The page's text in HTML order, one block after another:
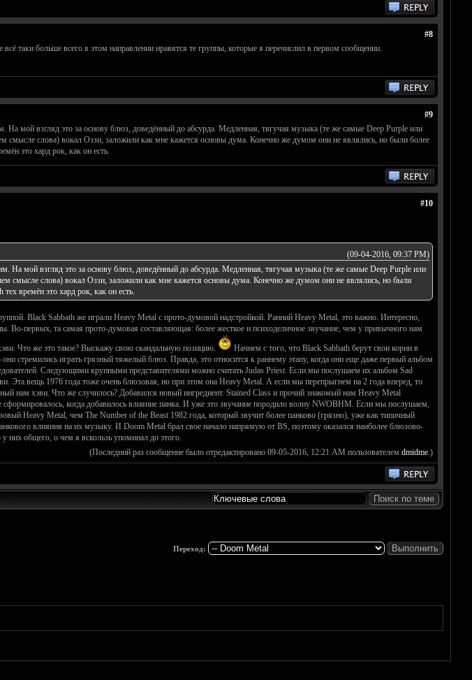
#8
таки больше всего в этом направлении нравятся те группы, которые я перечислил в первом сообщении.
#9
На мой взгляд это за основу блюз, доведённый до абсурда. Медленная, тягучая музыка (те же самые Deep Purple или
смысле слова) вокал Оззи, заложили как мне кажется основы дума. Конечно же думом они не являлись, но были более
это хард рок, как он есть.
#10
(09-04-2016, 09:37 PM)
На мой взгляд это за основу блюз, доведённый до абсурда. Медленная, тягучая музыка (те же самые Deep Purple или
смысле слова) вокал Оззи, заложили как мне кажется основы дума. Конечно же думом они не являлись, но были
времён это хард рок, как он есть.
Black Sabbath же играли Heavy Metal с прото-думовой надстройкой. Ранний Heavy Metal, это важно. Интересно,
Во-первых, та самая прото-думовая составляющая: более жесткое и психоделичное звучание, чем у привычного нам
Что же это такое? Выскажу свою скандальную позицию.
Начнем с того, что Black Sabbath берут свои корни в
стремились играть грязный тяжелый блюз. Правда, это относится к раннему этапу, когда они еще даже первый альбом
Следующими крупными представителями можно считать Judas Priest. Если мы послушаем их альбом Sad
вещь 1976 года тоже очень блюзовая, но при этом она Heavy Metal. А если мы перепрыгнем на 2 года вперед, то
нам хэви. Что же случилось? Добавился новый ингредиент. Stained Class и прочий знакомый нам Heavy Metal
когда добавилось влияние панка. И уже это звучание породило волну NWOBHM. Если мы послушаем,
Heavy Metal, чем The Number of the Beast 1982 года, который звучит более панково (грязно), уже как типичный
влияния на их музыку. И Doom Metal брал свое начало напрямую от BS, поэтому оказался наиболее блюзово-
них общего, о чем я вскользь упоминал до этого.
(Последний раз сообщение было отредактировано 09-05-2016, 12:21 AM пользователем dmidme.)
Переход: